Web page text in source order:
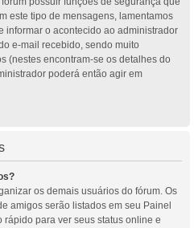
este tipo de mensagens, lamentamos
informar o acontecido ao administrador
e-mail recebido, sendo muito
(nestes encontram-se os detalhes do
poderá então agir em
os demais usuários do fórum. Os
amigos serão listados em seu Painel
para ver seus status online e